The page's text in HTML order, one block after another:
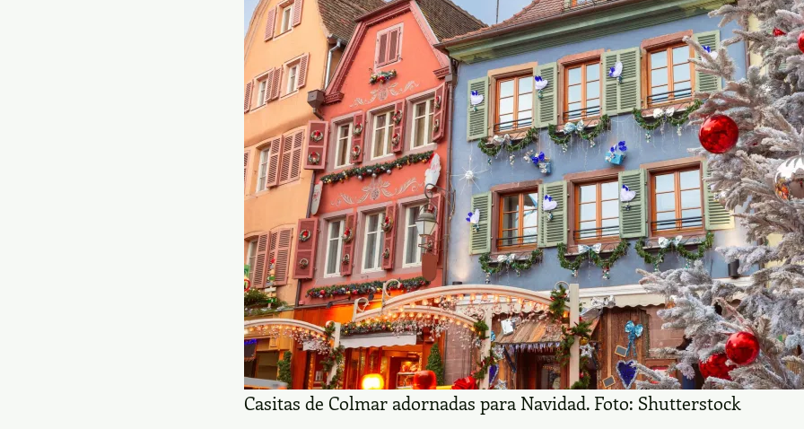
Casitas de Colmar adornadas para Navidad. Foto: Shutterstock